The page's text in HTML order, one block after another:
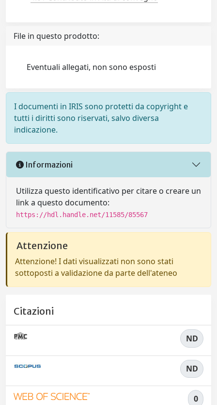
File in questo prodotto:
Eventuali allegati, non sono esposti
I documenti in IRIS sono protetti da copyright e
tutti i diritti sono riservati, salvo diversa
indicazione.
Informazioni
Utilizza questo identificativo per citare o creare un
link a questo documento:
https://hdl.handle.net/11585/85567
Attenzione
Attenzione! I dati visualizzati non sono stati
sottoposti a validazione da parte dell'ateneo
Citazioni
ND
ND
0